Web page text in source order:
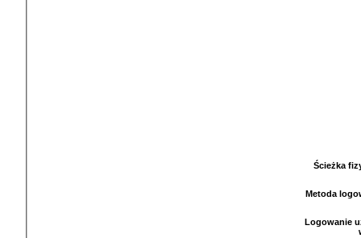
Ścieżka
Metoda
Logowanie